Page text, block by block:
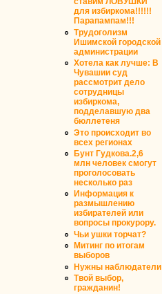
для избиркома!!!!!!
Парапампам!!!
Трудоголизм
Ишимской городской
администрации
Хотела как лучше: В
Чувашии суд
рассмотрит дело
сотрудницы
избиркома,
подделавшую два
бюллетеня
Это происходит во
всех регионах
Бунт Гудкова.2,6
млн человек смогут
проголосовать
несколько раз
Информация к
размышлению
избирателей или
вопросы прокурору.
Чьи ушки торчат?
Митинг по итогам
выборов
Нужны наблюдатели
Твой выбор,
гражданин!